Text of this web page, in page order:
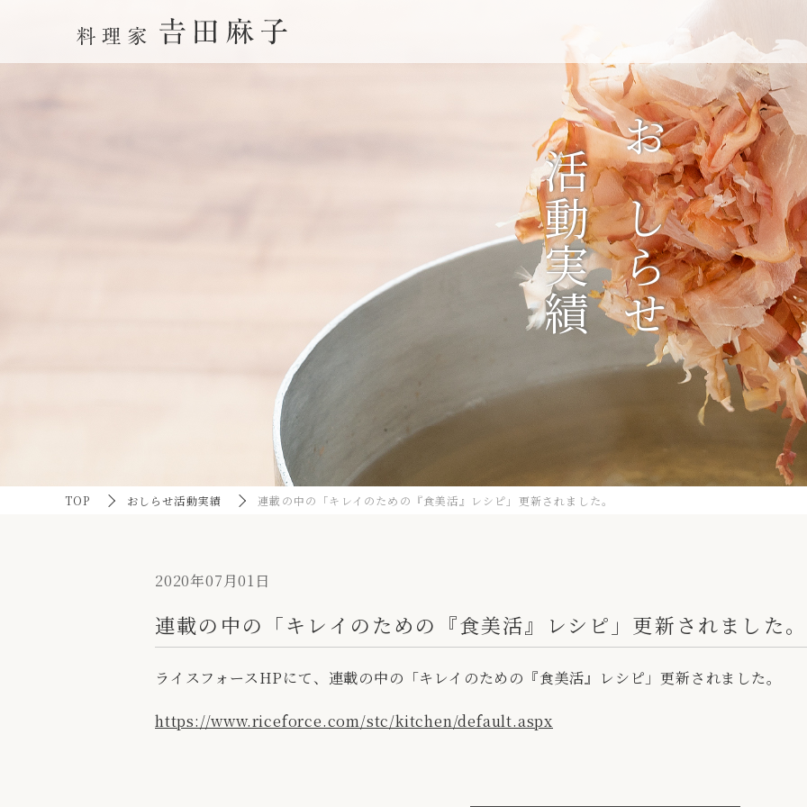
おしらせ
活動実績
TOP おしらせ活動実績 連載の中の「キレイのための『食美活』レシピ」更新されました。
2020年07月01日
連載の中の「キレイのための『食美活』レシピ」更新されました。
ライスフォースHPにて、連載の中の「キレイのための『食美活』レシピ」更新されました。
https://www.riceforce.com/stc/kitchen/default.aspx